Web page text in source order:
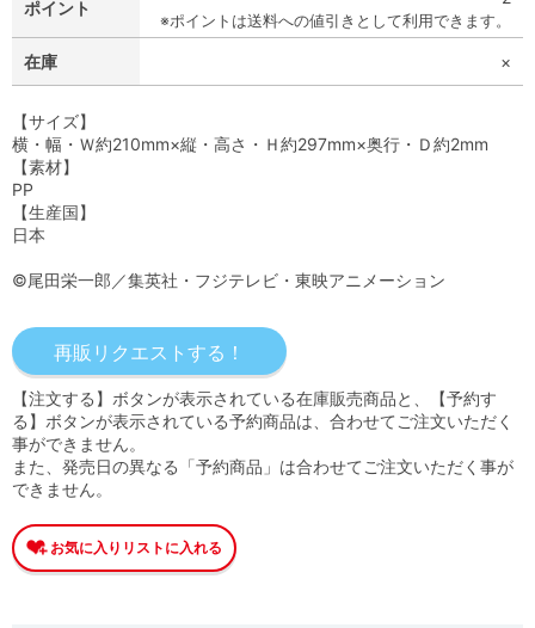
ポイント
※ポイントは送料への値引きとして利用できます。
在庫 ×
【サイズ】
横・幅・Ｗ約210mm×縦・高さ・Ｈ約297mm×奥行・Ｄ約2mm
【素材】
PP
【生産国】
日本
©尾田栄一郎／集英社・フジテレビ・東映アニメーション
【注文する】ボタンが表示されている在庫販売商品と、【予約す
る】ボタンが表示されている予約商品は、合わせてご注文いただく
事ができません。
また、発売日の異なる「予約商品」は合わせてご注文いただく事が
できません。